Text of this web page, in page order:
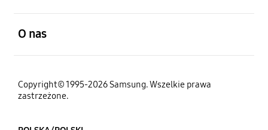
O nas
Copyright© 1995-2026 Samsung. Wszelkie prawa
zastrzeżone.